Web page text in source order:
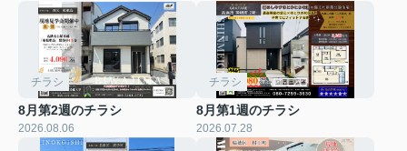
チラシ
8月第2週のチラシ
2026.08.06
チラシ
8月第1週のチラシ
2026.07.28